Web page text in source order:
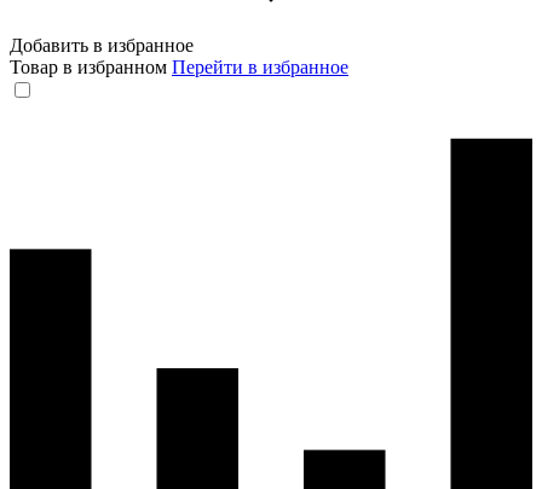
Добавить в избранное
Товар в избранном Перейти в избранное